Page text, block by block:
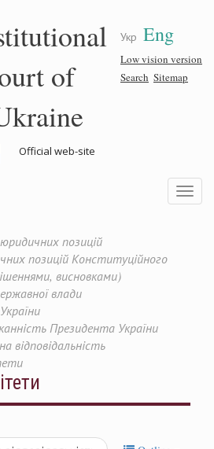
Укр Eng
Low vision version
Search Sitemap
of
Official web-site
Toggle
позицій
позицій Конституційного
висновками)
влади
Президента України
відповідальність